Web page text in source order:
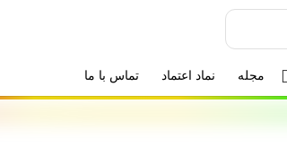
مجله نماد اعتماد تماس با ما